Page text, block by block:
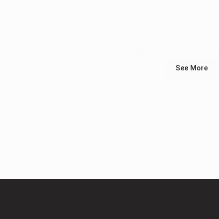
See More